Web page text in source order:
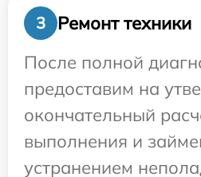
3
Ремонт техники
После полной
предоставим на
окончательный
выполнения и
устранением